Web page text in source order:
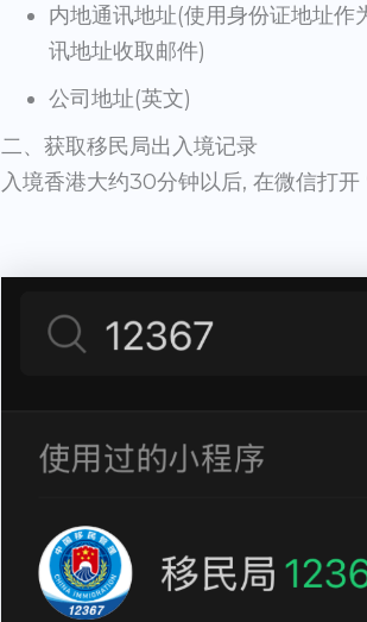
内地通讯地址(使用身份证地址作
讯地址收取邮件)
公司地址(英文)
二、获取移民局出入境记录
入境香港大约30分钟以后, 在微信打开